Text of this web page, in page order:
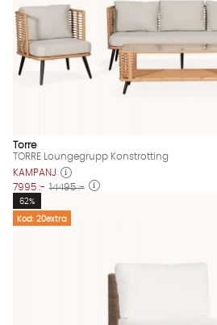
Torre
TORRE Loungegrupp Konstrotting
KAMPANJ
7995 :- 14495 :-
Kod: 20extra
62%